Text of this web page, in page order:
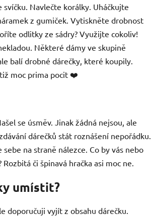
svíčku. Navlečte korálky. Uháčkujte
z gumiček. Vytiskněte drobnost
odlitky ze sádry? Využijte cokoliv!
Některé dámy ve skupině
balí drobné dárečky, které koupily.
moc prima pocit ❤️
se úsměv. Jinak žádná nejsou, ale
dárečků stát roznášení nepořádku.
na straně nálezce. Co by vás nebo
či špinavá hračka asi moc ne.
umístit?
doporučuji vyjít z obsahu dárečku.